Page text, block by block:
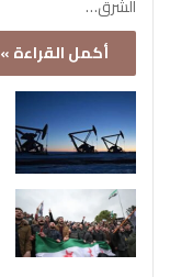
الشرق…
أكمل القراءة »